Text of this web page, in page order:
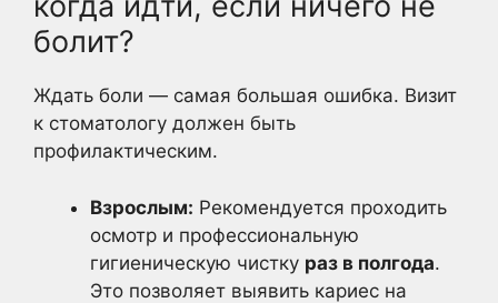
болит?
Ждать боли — самая большая ошибка. Визит
к стоматологу должен быть
профилактическим.
Взрослым: Рекомендуется проходить
осмотр и профессиональную
гигиеническую чистку раз в полгода.
Это позволяет выявить кариес на